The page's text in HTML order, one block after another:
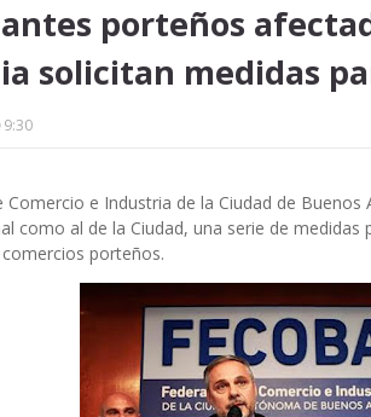
porteños
solicitan medidas
9:30
Comercio e Industria de la Ciudad de
como al de la Ciudad, una serie de
porteños.